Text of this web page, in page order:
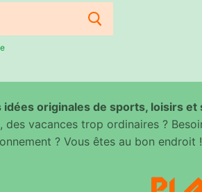
originales de sports, loisirs
des vacances trop ordinaires ?
? Vous êtes au bon endroit !